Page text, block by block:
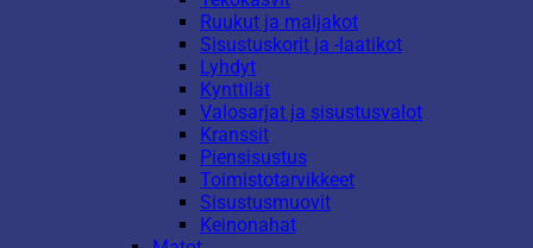
Ruukut ja maljakot
Sisustuskorit ja -laatikot
Lyhdyt
Kynttilät
Valosarjat ja sisustusvalot
Kranssit
Piensisustus
Toimistotarvikkeet
Sisustusmuovit
Keinonahat